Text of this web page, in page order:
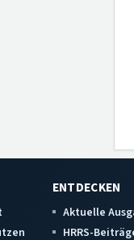
ENTDECKEN
Aktuelle
HRRS-